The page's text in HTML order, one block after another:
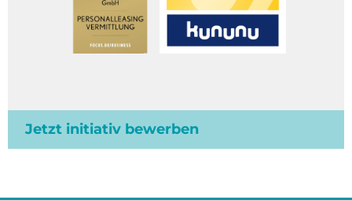
Jetzt initiativ bewerben